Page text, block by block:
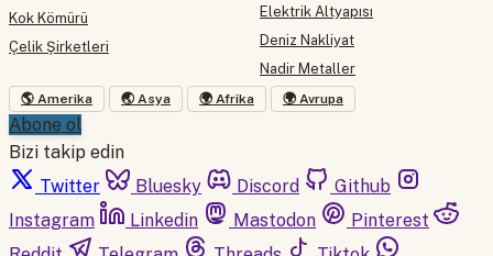
Kok Kömürü
Çelik Şirketleri
Elektrik Altyapısı
Deniz Nakliyat
Nadir Metaller
🌎 Amerika 🌏 Asya 🌍 Afrika 🌍 Avrupa
Abone ol
Bizi takip edin
Twitter
Bluesky Discord
Github
Instagram
Linkedin Mastodon
Pinterest